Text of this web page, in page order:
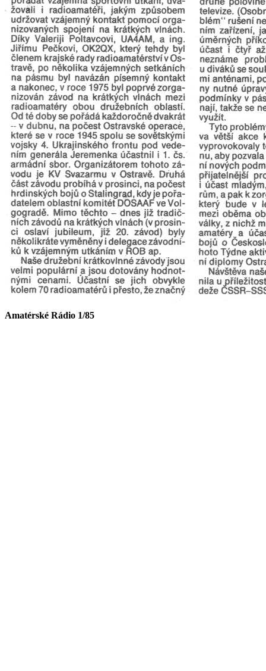
Amatérské Rádio 1/85